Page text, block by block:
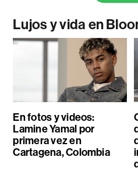
Lujos y vida en
En fotos y videos:
Lamine Yamal por
primera vez en
Cartagena, Colombia